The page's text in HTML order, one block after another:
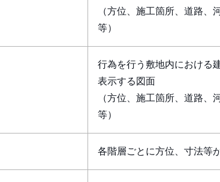
（方位、施工箇所、道路、
等）
行為を行う敷地内における
表示する図面
（方位、施工箇所、道路、
等）
各階層ごとに方位、寸法等